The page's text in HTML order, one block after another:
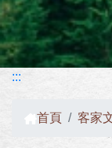
:::
首頁 客家